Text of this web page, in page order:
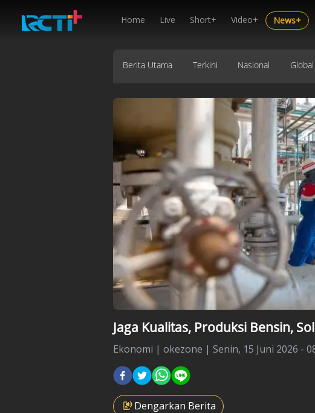
Home Live Short+ Video+ News+
Berita Utama Terkini Nasional Global
Jaga Kualitas, Produksi Bensin,
Ekonomi | okezone | Senin, 15 Juni 2026 -
Dengarkan Berita